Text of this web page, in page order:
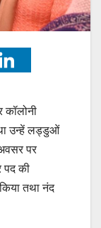
कॉलोनी
उन्हें लड्डुओं
पर
पद की
तथा नंद